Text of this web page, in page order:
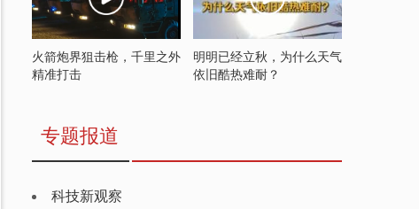
火箭炮界狙击枪，千里之外
精准打击
明明已经立秋，为什么天气
依旧酷热难耐？
专题报道
科技新观察